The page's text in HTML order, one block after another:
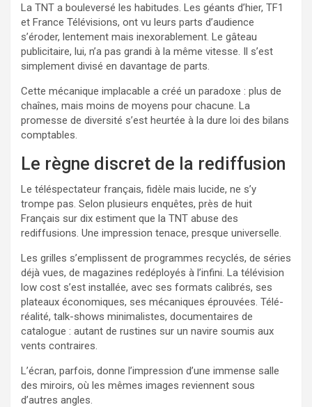
La TNT a bouleversé les habitudes. Les géants d’hier, TF1
et France Télévisions, ont vu leurs parts d’audience
s’éroder, lentement mais inexorablement. Le gâteau
publicitaire, lui, n’a pas grandi à la même vitesse. Il s’est
simplement divisé en davantage de parts.
Cette mécanique implacable a créé un paradoxe : plus de
chaînes, mais moins de moyens pour chacune. La
promesse de diversité s’est heurtée à la dure loi des bilans
comptables.
Le règne discret de la rediffusion
Le téléspectateur français, fidèle mais lucide, ne s’y
trompe pas. Selon plusieurs enquêtes, près de huit
Français sur dix estiment que la TNT abuse des
rediffusions. Une impression tenace, presque universelle.
Les grilles s’emplissent de programmes recyclés, de séries
déjà vues, de magazines redéployés à l’infini. La télévision
low cost s’est installée, avec ses formats calibrés, ses
plateaux économiques, ses mécaniques éprouvées. Télé-
réalité, talk-shows minimalistes, documentaires de
catalogue : autant de rustines sur un navire soumis aux
vents contraires.
L’écran, parfois, donne l’impression d’une immense salle
des miroirs, où les mêmes images reviennent sous
d’autres angles.